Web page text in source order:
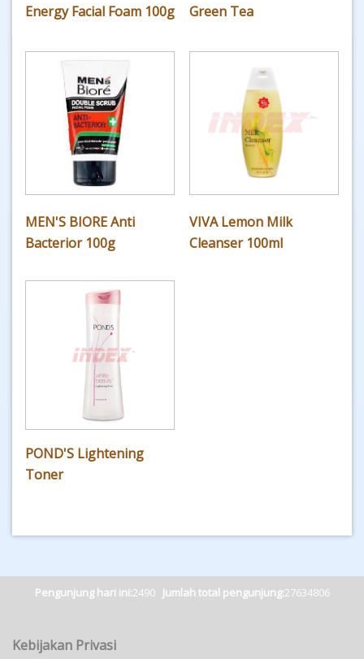
Energy Facial Foam 100g
Green Tea
MEN'S BIORE Anti
Bacterior 100g
VIVA Lemon Milk
Cleanser 100ml
POND'S Lightening
Toner
Pengunjung hari ini:2490 Jumlah total pengunjung:27634806
Kebijakan Privasi